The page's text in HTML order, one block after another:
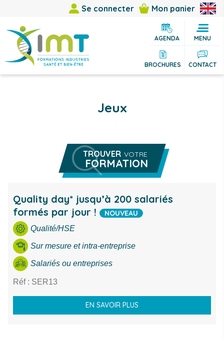
Se connecter Mon panier
MENU
AGENDA
BROCHURES CONTACT
Jeux
TROUVER VOTRE
FORMATION
Rechercher une formation
Vous cherchez
Thème
Ville
Quality day* jusqu’à 200 salariés
formés par jour !
NOUVEAU
Qualité/HSE
Sur mesure et intra-entreprise
Salariés ou entreprises
Réf : SER13
EN SAVOIR PLUS